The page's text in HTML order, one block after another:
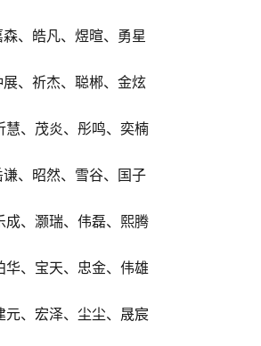
、皓凡、煜暄、勇星
、祈杰、聪郴、金炫
、茂炎、彤鸣、奕楠
、昭然、雪谷、国子
、灏瑞、伟磊、熙腾
、宝天、忠金、伟雄
、宏泽、尘尘、晟宸